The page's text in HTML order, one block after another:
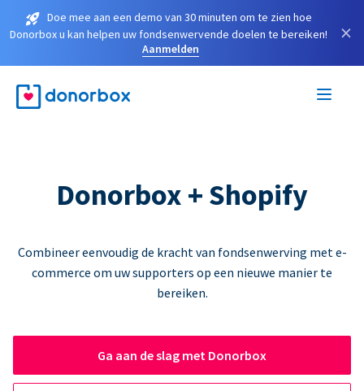
Doe mee aan een demo van 30 minuten om te zien hoe
Donorbox u kan helpen uw fondsenwervende doelen te bereiken!
Aanmelden
×
Donorbox + Shopify
Combineer eenvoudig de kracht van fondsenwerving met e-
commerce om uw supporters op een nieuwe manier te
bereiken.
Ga aan de slag met Donorbox